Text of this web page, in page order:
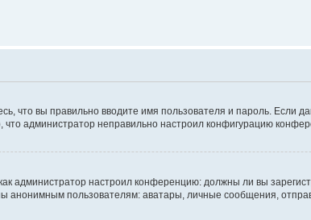
что вы правильно вводите имя пользователя и пароль.
администратор неправильно настроил конфигурацию
администратор настроил конференцию: должны ли вы
пользователям: аватары, личные сообщения,